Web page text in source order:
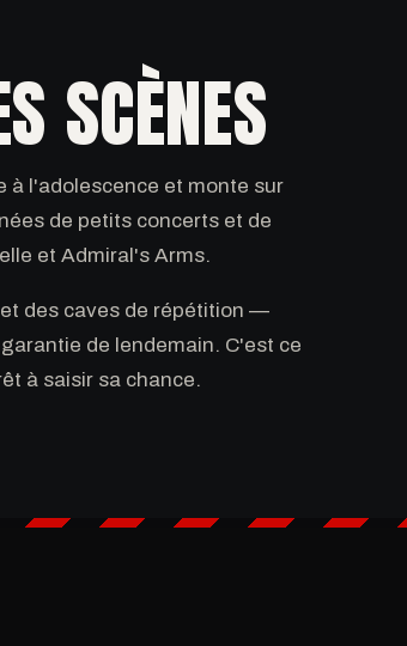
SCÈNES
à l'adolescence et monte sur
de petits concerts et de
et Admiral's Arms.
des caves de répétition —
de lendemain. C'est ce
à saisir sa chance.